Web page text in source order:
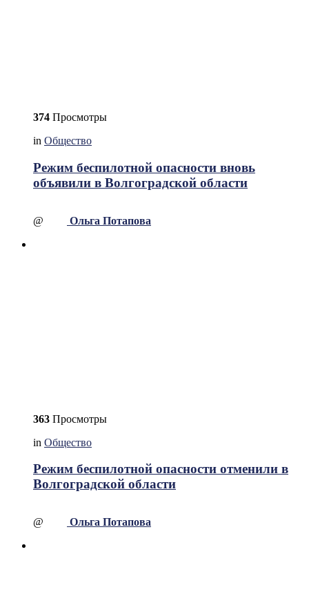
374 Просмотры
in Общество
Режим беспилотной опасности вновь
объявили в Волгоградской области
@ Ольга Потапова
363 Просмотры
in Общество
Режим беспилотной опасности отменили в
Волгоградской области
@ Ольга Потапова